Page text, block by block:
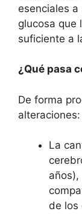
esenciales
glucosa que
suficiente a
¿Qué pasa
De forma
alteraciones:
La
de los